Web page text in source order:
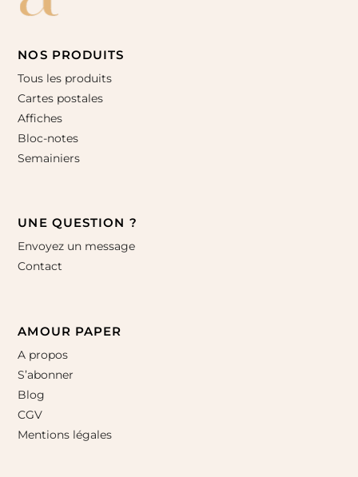
NOS PRODUITS
Tous les produits
Cartes postales
Affiches
Bloc-notes
Semainiers
UNE QUESTION ?
Envoyez un message
Contact
AMOUR PAPER
A propos
S’abonner
Blog
CGV
Mentions légales